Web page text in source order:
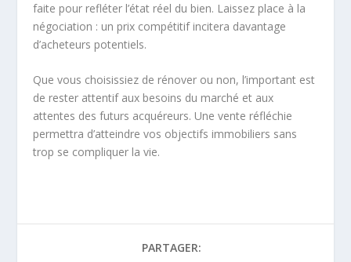
faite pour refléter l’état réel du bien. Laissez place à la
négociation : un prix compétitif incitera davantage
d’acheteurs potentiels.
Que vous choisissiez de rénover ou non, l’important est
de rester attentif aux besoins du marché et aux
attentes des futurs acquéreurs. Une vente réfléchie
permettra d’atteindre vos objectifs immobiliers sans
trop se compliquer la vie.
PARTAGER: